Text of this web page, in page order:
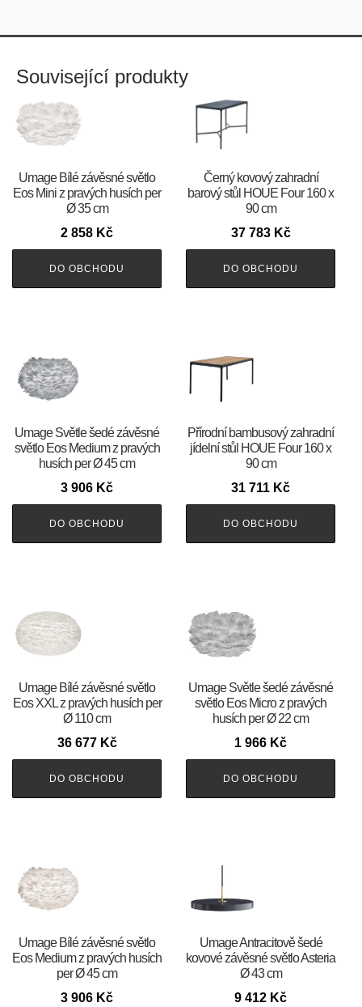
Související produkty
Umage Bílé závěsné světlo
Eos Mini z pravých husích per
Ø 35 cm
2 858 Kč
DO OBCHODU
Černý kovový zahradní
barový stůl HOUE Four 160 x
90 cm
37 783 Kč
DO OBCHODU
Umage Světle šedé závěsné
světlo Eos Medium z pravých
husích per Ø 45 cm
3 906 Kč
DO OBCHODU
Přírodní bambusový zahradní
jídelní stůl HOUE Four 160 x
90 cm
31 711 Kč
DO OBCHODU
Umage Bílé závěsné světlo
Eos XXL z pravých husích per
Ø 110 cm
36 677 Kč
DO OBCHODU
Umage Světle šedé závěsné
světlo Eos Micro z pravých
husích per Ø 22 cm
1 966 Kč
DO OBCHODU
Umage Bílé závěsné světlo
Eos Medium z pravých husích
per Ø 45 cm
3 906 Kč
Umage Antracitově šedé
kovové závěsné světlo Asteria
Ø 43 cm
9 412 Kč